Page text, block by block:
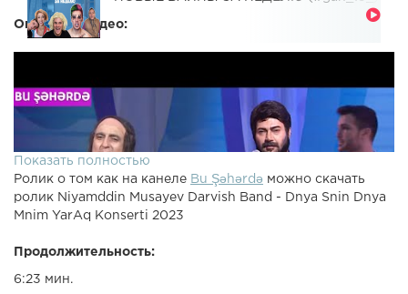
Описание видео:
Показать полностью
Ролик о том как на канеле Bu Şəhərdə можно скачать
ролик Niyamddin Musayev Darvish Band - Dnya Snin Dnya
Mnim YarAq Konserti 2023
Продолжительность:
6:23 мин.